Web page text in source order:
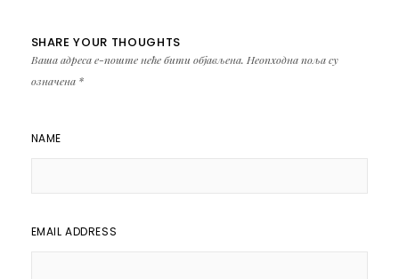
SHARE YOUR THOUGHTS
Ваша адреса е-поште неће бити објављена. Неопходна поља су
означена *
NAME
EMAIL ADDRESS